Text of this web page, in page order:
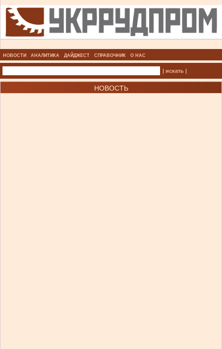
НОВОСТИ АНАЛИТИКА ДАЙДЖЕСТ СПРАВОЧНИК О НАС
| искать |
НОВОСТЬ